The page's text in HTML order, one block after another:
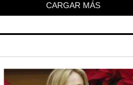
CARGAR MÁS